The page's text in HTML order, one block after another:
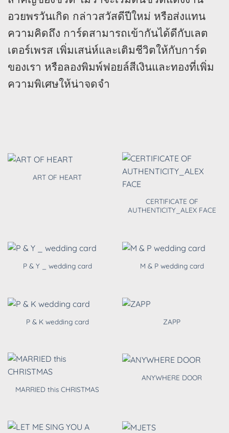
อวยพรวันเกิด กล่าวสวัสดีปีใหม่ หรือส่งแทน
ความคิดถึง การ์ดสามารถเข้ากันได้ดีกับเลต
เตอร์เพรส เพิ่มเสน่ห์และเติมชีวิตให้กับการ์ด
ของเรา หรือลองพิมพ์ฟอยล์สีเงินและทองที่เพิ่ม
ความพิเศษให้น่าจดจำ
ART OF HEART
CERTIFICATE OF
AUTHENTICITY_ALEX FACE
P & Y _ wedding card M & P wedding card
P & K wedding card ZAPP
MARRIED this CHRISTMAS
ANYWHERE DOOR